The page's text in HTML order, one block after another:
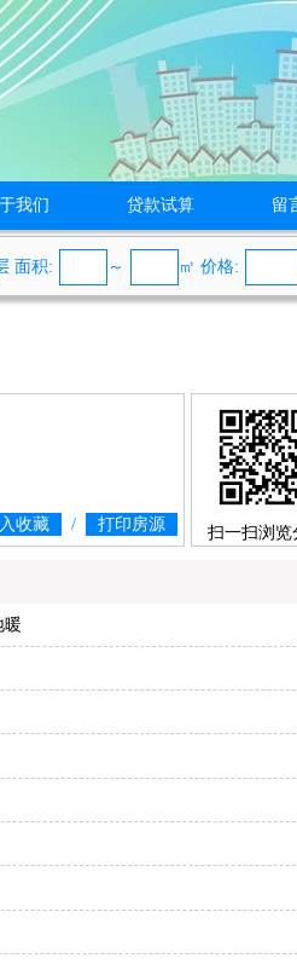
我们 贷款试算 留
面积: ～ ㎡ 价格:
收藏 / 打印房源 扫一扫浏览
暖